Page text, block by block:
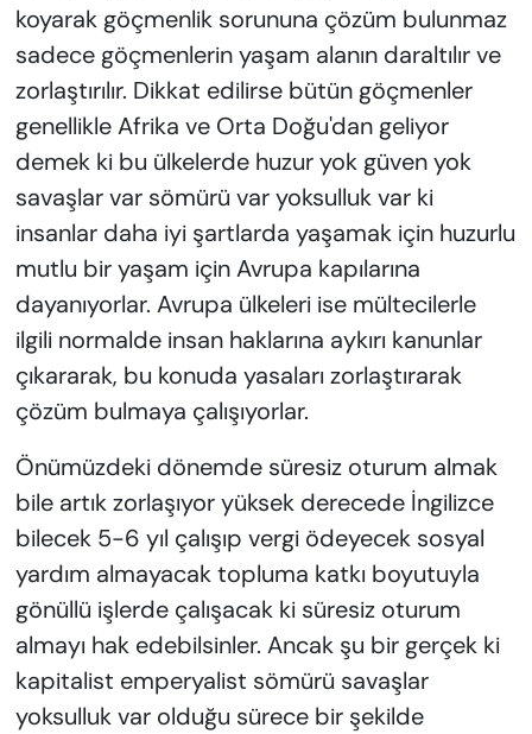
koyarak göçmenlik sorununa çözüm bulunmaz
sadece göçmenlerin yaşam alanın daraltılır ve
zorlaştırılır. Dikkat edilirse bütün göçmenler
genellikle Afrika ve Orta Doğu'dan geliyor
demek ki bu ülkelerde huzur yok güven yok
savaşlar var sömürü var yoksulluk var ki
insanlar daha iyi şartlarda yaşamak için huzurlu
mutlu bir yaşam için Avrupa kapılarına
dayanıyorlar. Avrupa ülkeleri ise mültecilerle
ilgili normalde insan haklarına aykırı kanunlar
çıkararak, bu konuda yasaları zorlaştırarak
çözüm bulmaya çalışıyorlar.
Önümüzdeki dönemde süresiz oturum almak
bile artık zorlaşıyor yüksek derecede İngilizce
bilecek 5-6 yıl çalışıp vergi ödeyecek sosyal
yardım almayacak topluma katkı boyutuyla
gönüllü işlerde çalışacak ki süresiz oturum
almayı hak edebilsinler. Ancak şu bir gerçek ki
kapitalist emperyalist sömürü savaşlar
yoksulluk var olduğu sürece bir şekilde